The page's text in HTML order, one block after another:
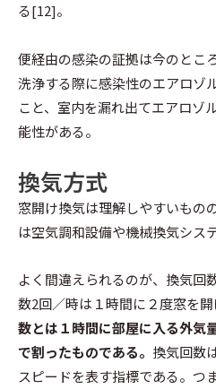
る[12]。
便経由の感染の証拠は今のとこ
洗浄する際に感染性のエアロゾ
こと、室内を漏れ出てエアロゾ
能性がある。
換気方式
窓開け換気は理解しやすいもの
は空気調和設備や機械換気シス
よく間違えられるのが、換気回
数2回／時は１時間に２度窓を開
数とは１時間に部屋に入る外気
で割ったものである。 換気回数
スピードを表す指標である。つ